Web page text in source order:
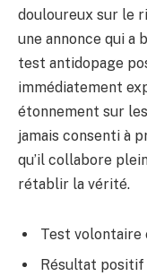
douloureux sur le
une annonce qui a
test antidopage
immédiatement
étonnement sur les
jamais consenti à
qu’il collabore
rétablir la vérité.
Test
Résultat positif